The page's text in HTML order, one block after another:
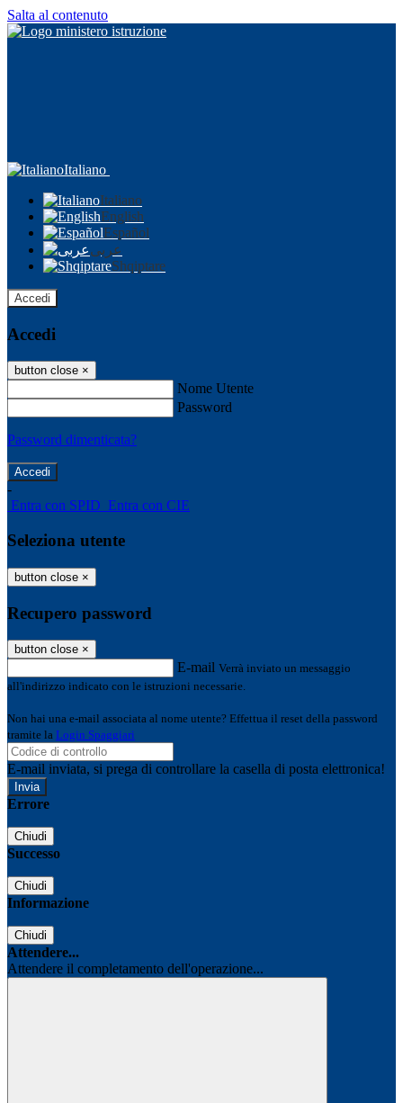
Salta al contenuto
Italiano
Italiano
English
Español
عربى
Shqiptare
Accedi
Accedi
button close ×
Nome Utente
Password
Password dimenticata?
-
Entra con SPID Entra con CIE
Seleziona utente
button close ×
Recupero password
button close ×
E-mail Verrà inviato un messaggio
all'indirizzo indicato con le istruzioni necessarie.
Non hai una e-mail associata al nome utente? Effettua il reset della password
tramite la Login Spaggiari
E-mail inviata, si prega di controllare la casella di posta elettronica!
Errore
Chiudi
Successo
Chiudi
Informazione
Chiudi
Attendere...
Attendere il completamento dell'operazione...